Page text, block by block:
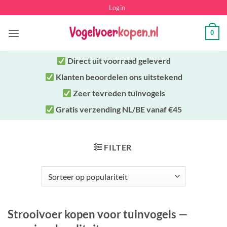
naar
inhoud
Login
0
Direct uitvoorraad geleverd
Klanten beoordelen ons uitstekend
Zeer tevreden tuinvogels
Gratis verzending NL/BE vanaf €45
FILTER
Strooivoer kopen voor tuinvogels —